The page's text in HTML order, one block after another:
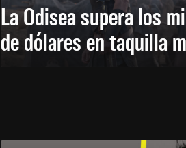
La Odisea supera los
de dólares en taquilla